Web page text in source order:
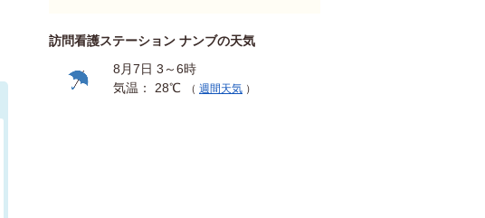
訪問看護ステーション ナンブの天気
8月7日 3～6時
気温： 28℃
（ 週間天気 ）